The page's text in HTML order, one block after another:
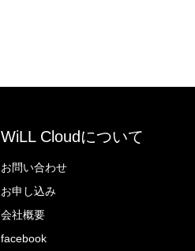
WiLL Cloudについて
お問い合わせ
お申し込み
会社概要
facebook